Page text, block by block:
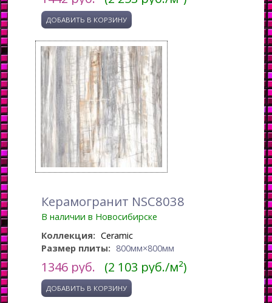
Керамогранит NSC8038
В наличии в Новосибирске
Коллекция: Ceramic
Размер плиты: 800мм×800мм
1346 руб. (2 103 руб./м²)